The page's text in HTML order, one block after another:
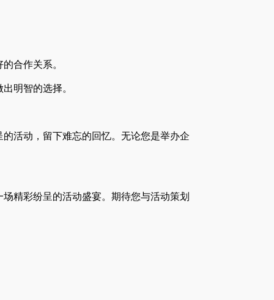
合作关系。
明智的选择。
活动，留下难忘的回忆。无论您是举办企
精彩纷呈的活动盛宴。期待您与活动策划